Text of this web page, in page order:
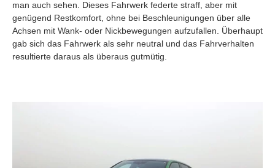
man auch sehen. Dieses Fahrwerk federte straff, aber mit
genügend Restkomfort, ohne bei Beschleunigungen über alle
Achsen mit Wank- oder Nickbewegungen aufzufallen. Überhaupt
gab sich das Fahrwerk als sehr neutral und das Fahrverhalten
resultierte daraus als überaus gutmütig.